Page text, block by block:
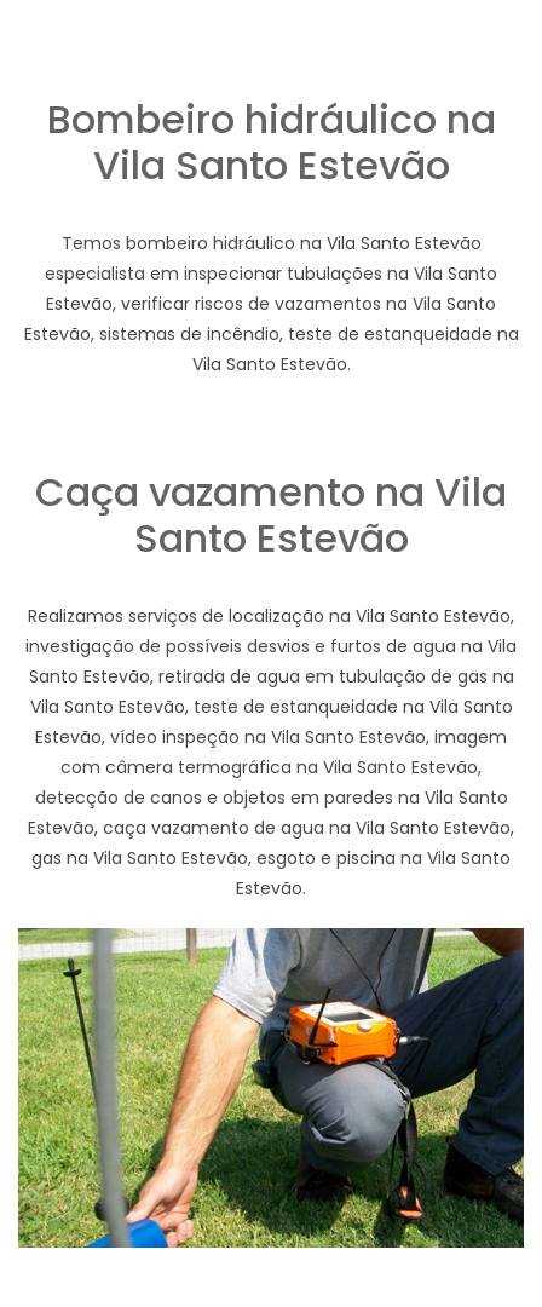
Bombeiro hidráulico na
Vila Santo Estevão
Temos bombeiro hidráulico na Vila Santo Estevão
especialista em inspecionar tubulações na Vila Santo
Estevão, verificar riscos de vazamentos na Vila Santo
Estevão, sistemas de incêndio, teste de estanqueidade na
Vila Santo Estevão.
Caça vazamento na Vila
Santo Estevão
Realizamos serviços de localização na Vila Santo Estevão,
investigação de possíveis desvios e furtos de agua na Vila
Santo Estevão, retirada de agua em tubulação de gas na
Vila Santo Estevão, teste de estanqueidade na Vila Santo
Estevão, vídeo inspeção na Vila Santo Estevão, imagem
com câmera termográfica na Vila Santo Estevão,
detecção de canos e objetos em paredes na Vila Santo
Estevão, caça vazamento de agua na Vila Santo Estevão,
gas na Vila Santo Estevão, esgoto e piscina na Vila Santo
Estevão.